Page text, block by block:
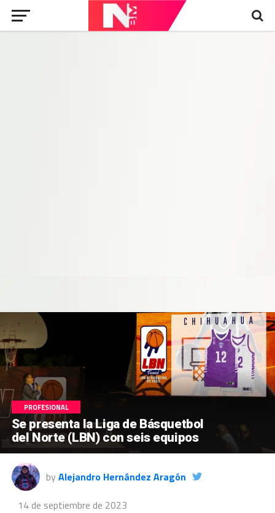
PROFESIONAL
Se presenta la Liga de Básquetbol
del Norte (LBN) con seis equipos
by Alejandro Hernández Aragón
14 de septiembre de 2023